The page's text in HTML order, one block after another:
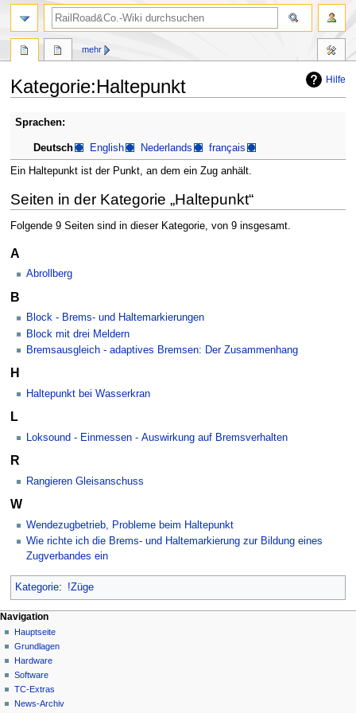
Hilfe
Kategorie:Haltepunkt
Zur
springen
Zur
springen
Sprachen:
Deutsch English Nederlands français
Ein Haltepunkt ist der Punkt, an dem ein Zug anhält.
Seiten in der Kategorie „Haltepunkt“
Folgende 9 Seiten sind in dieser Kategorie, von 9 insgesamt.
A
Abrollberg
B
Block - Brems- und Haltemarkierungen
Block mit drei Meldern
Bremsausgleich - adaptives Bremsen: Der Zusammenhang
H
Haltepunkt bei Wasserkran
L
Loksound - Einmessen - Auswirkung auf Bremsverhalten
R
Rangieren Gleisanschuss
W
Wendezugbetrieb, Probleme beim Haltepunkt
Wie richte ich die Brems- und Haltemarkierung zur Bildung eines
Zugverbandes ein
Kategorie: !Züge
N
a
v
g
a
Seitenaktionen
Kategorie
Diskussion
Lesen
Quelltext
anzeigen
Versionsgeschichte
mehr
Meine Werkzeuge
Deutsch
Anmelden
Navigation
Hauptseite
Grundlagen
Hardware
Software
TC-Extras
News-Archiv
Suche